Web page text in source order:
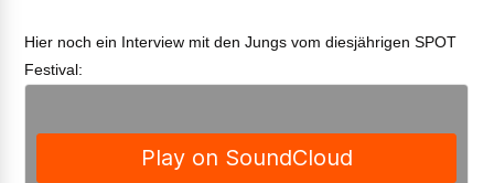
Hier noch ein Interview mit den Jungs vom diesjährigen SPOT
Festival: